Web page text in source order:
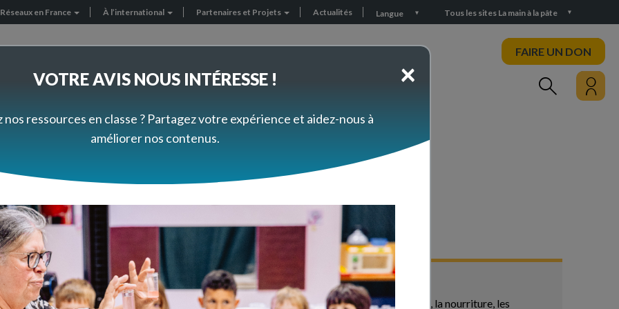
Réseaux en France À l’international Partenaires et Projets Actualités Langue Tous les sites La main à la pâte
FAIRE UN DON
Questions aux experts
juvéniles. Est-il possible de porter les tortues en classe de maternelle pour étudier l'habitat, la nourriture, les
×
VOTRE AVIS NOUS INTÉRESSE !
nos ressources en classe ? Partagez votre expérience et aidez-nous à
améliorer nos contenus.